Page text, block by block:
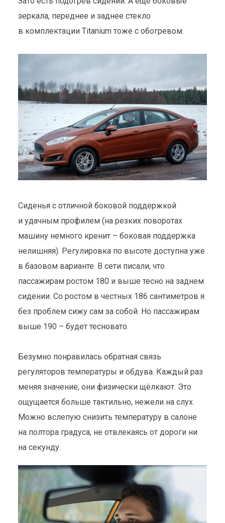
зеркала, переднее и заднее стекло
в комплектации Titanium тоже с обогревом.
Сиденья с отличной боковой поддержкой
и удачным профилем (на резких поворотах
машину немного кренит – боковая поддержка
нелишняя). Регулировка по высоте доступна уже
в базовом варианте. В сети писали, что
пассажирам ростом 180 и выше тесно на заднем
сидении. Со ростом в честных 186 сантиметров я
без проблем сижу сам за собой. Но пассажирам
выше 190 – будет тесновато.
Безумно понравилась обратная связь
регуляторов температуры и обдува. Каждый раз
меняя значение, они физически щёлкают. Это
ощущается больше тактильно, нежели на слух.
Можно вслепую снизить температуру в салоне
на полтора градуса, не отвлекаясь от дороги ни
на секунду.